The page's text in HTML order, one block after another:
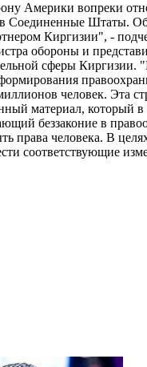
Америки вопреки
Соединенные Штаты. Об
Киргизии", -
обороны и
сферы
человек.
материал,
беззаконие в
права человека. В
соответствующие